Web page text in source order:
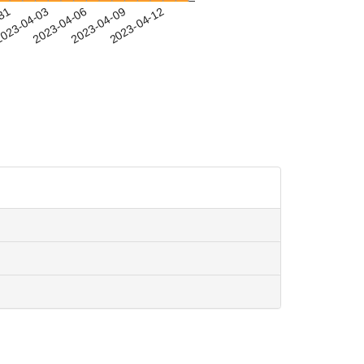
04-03
2023-04-062023-04-092023-04-12